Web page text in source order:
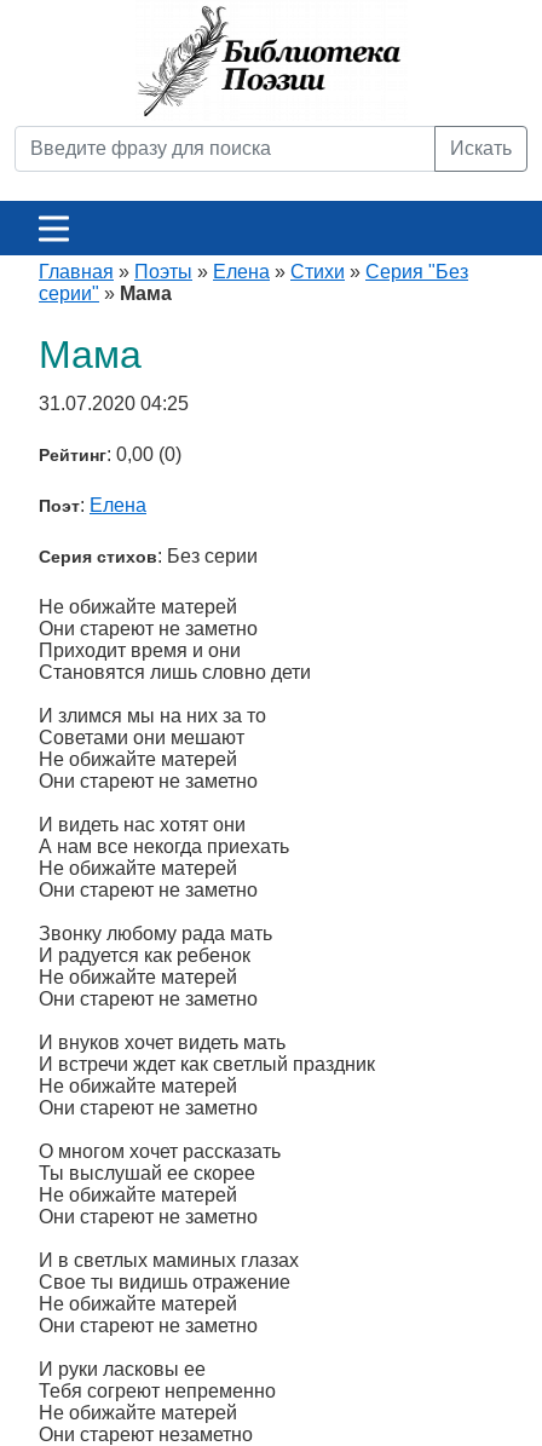
Искать
Главная » Поэты » Елена » Стихи » Серия "Без
серии" » Мама
Мама
31.07.2020 04:25
Рейтинг: 0,00 (0)
Поэт: Елена
Серия стихов: Без серии
Не обижайте матерей
Они стареют не заметно
Приходит время и они
Становятся лишь словно дети
И злимся мы на них за то
Советами они мешают
Не обижайте матерей
Они стареют не заметно
И видеть нас хотят они
А нам все некогда приехать
Не обижайте матерей
Они стареют не заметно
Звонку любому рада мать
И радуется как ребенок
Не обижайте матерей
Они стареют не заметно
И внуков хочет видеть мать
И встречи ждет как светлый праздник
Не обижайте матерей
Они стареют не заметно
О многом хочет рассказать
Ты выслушай ее скорее
Не обижайте матерей
Они стареют не заметно
И в светлых маминых глазах
Свое ты видишь отражение
Не обижайте матерей
Они стареют не заметно
И руки ласковы ее
Тебя согреют непременно
Не обижайте матерей
Они стареют незаметно